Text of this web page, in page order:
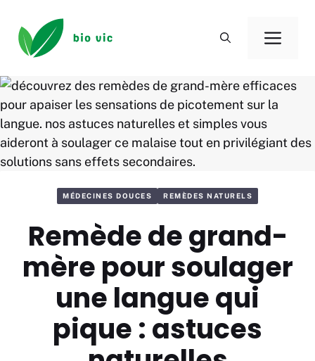
contenu
MÉDECINES DOUCES REMÈDES NATURELS
Remède de grand-
mère pour soulager
une langue qui
pique : astuces